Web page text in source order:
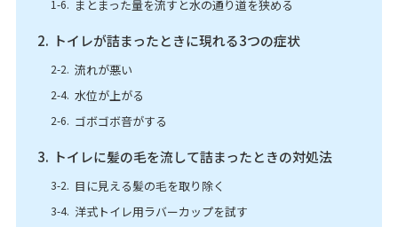
まとまった量を流すと水の通り道を狭める
トイレが詰まったときに現れる3つの症状
流れが悪い
水位が上がる
ゴボゴボ音がする
トイレに髪の毛を流して詰まったときの対処法
目に見える髪の毛を取り除く
洋式トイレ用ラバーカップを試す